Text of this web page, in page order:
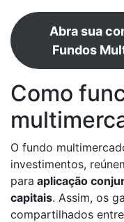
Abra sua
Fundos
Como
O fundo
investimentos,
para aplicação
capitais. Assim, os
compartilhados